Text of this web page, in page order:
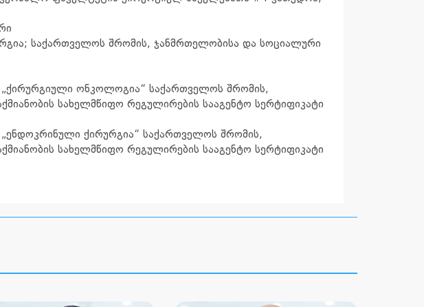
საქართველოს შრომის, ჯანმრთელობისა და სოციალური
„ქირურგიული ონკოლოგია“ საქართველოს შრომის,
სახელმწიფო რეგულირების სააგენტო სერტიფიკატი
ქირურგია“ საქართველოს შრომის,
სახელმწიფო რეგულირების სააგენტო სერტიფიკატი